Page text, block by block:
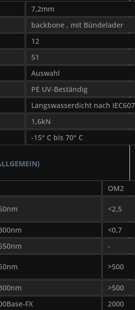
7,2mm
backbone , mit Bündelader
12
51
Auswahl
PE UV-Beständig
Langswasserdicht nach
1,6kN
-15° C bis 70° C
OM2
<2,5
<0,7
-
>500
>500
FX
2000